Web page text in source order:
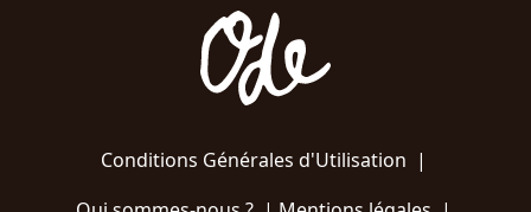
Conditions Générales d'Utilisation |